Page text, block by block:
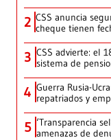
2 CSS anuncia
cheque tienen
3 CSS advierte: el
sistema de
4 Guerra Rusia-
repatriados y
5 ‘Transparencia
amenazas de